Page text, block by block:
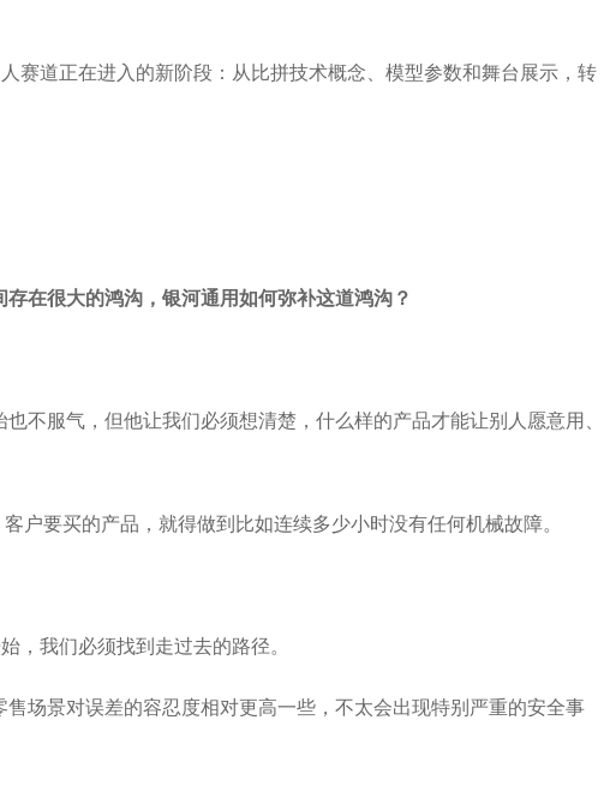
赛道正在进入的新阶段：从比拼技术概念、模型参数和舞台展示，转
在很大的鸿沟，银河通用如何弥补这道鸿沟？
不服气，但他让我们必须想清楚，什么样的产品才能让别人愿意用、
户要买的产品，就得做到比如连续多少小时没有任何机械故障。
，我们必须找到走过去的路径。
场景对误差的容忍度相对更高一些，不太会出现特别严重的安全事